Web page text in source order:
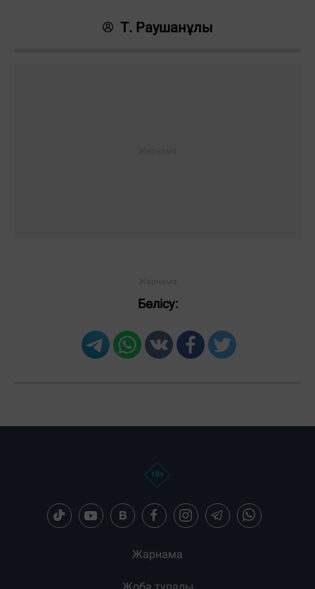
Т. Раушанұлы
Бөлісу: